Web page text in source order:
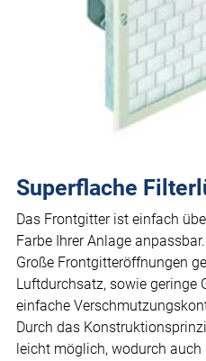
Superflache
Das Frontgitter ist einfach
Farbe Ihrer Anlage anpassbar.
Große Frontgitteröffnungen
Luftdurchsatz, sowie geringe
einfache
Durch das
leicht möglich, wodurch auch